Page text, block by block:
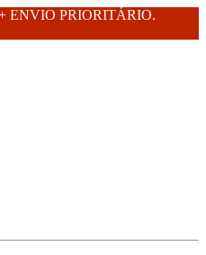
ENVIO PRIORITÁRIO.